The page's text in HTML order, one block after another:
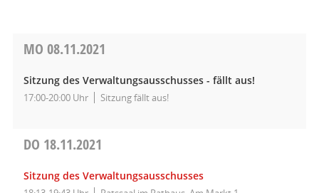
MO 08.11.2021
Sitzung des Verwaltungsausschusses - fällt aus!
17:00-20:00 Uhr Sitzung fällt aus!
DO 18.11.2021
Sitzung des Verwaltungsausschusses